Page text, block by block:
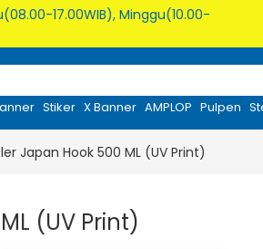
17.00WIB), Minggu(10.00-
Stiker X Banner AMPLOP Pulpen
Japan Hook 500 ML (UV Print)
(UV Print)